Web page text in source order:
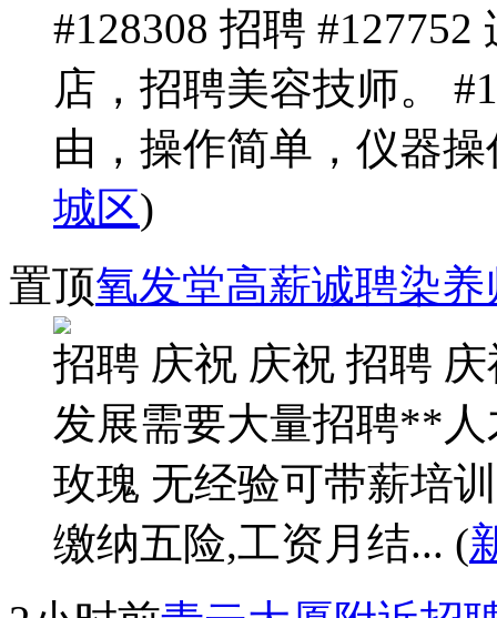
#128308 招聘
店，招聘美容技师。
由，操作简单，仪器操
城区)
置顶氧发堂高薪诚聘染养
招聘 庆祝 庆祝 招聘
发展需要大量招聘**
玫瑰 无经验可带薪培
缴纳五险,工资月结... (